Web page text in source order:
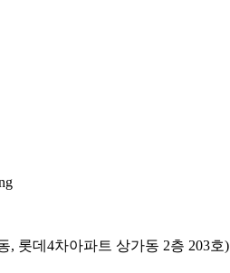
, 롯데4차아파트 상가동 2층 203호)